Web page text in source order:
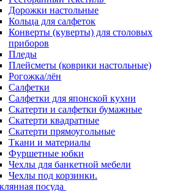
Дорожки настольные
Кольца для салфеток
Конверты (куверты) для столовых
приборов
Пледы
Плейсметы (коврики настольные)
Рогожка/лён
Салфетки
Салфетки для японской кухни
Скатерти и салфетки бумажные
Скатерти квадратные
Скатерти прямоугольные
Ткани и материалы
Фуршетные юбки
Чехлы для банкетной мебели
Чехлы под корзинки.
посуда